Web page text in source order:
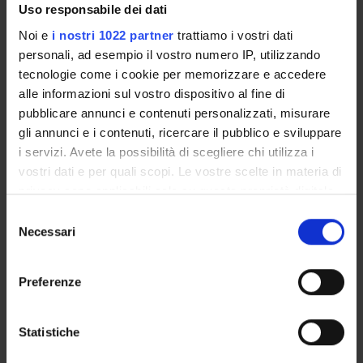
Uso responsabile dei dati
Noi e i nostri 1022 partner trattiamo i vostri dati
personali, ad esempio il vostro numero IP, utilizzando
tecnologie come i cookie per memorizzare e accedere
alle informazioni sul vostro dispositivo al fine di
pubblicare annunci e contenuti personalizzati, misurare
gli annunci e i contenuti, ricercare il pubblico e sviluppare
i servizi. Avete la possibilità di scegliere chi utilizza i
vostri dati e per quali scopi. Le vostre scelte in materia di
privacy sono applicabili solo su questa proprietà digitale
modificare o revocare il proprio consenso in qualsiasi
momento dalla Dichiarazione sui cookie o facendo clic
raccogliere informazioni sulla tua posizione
geografica, con un'approssimazione di qualche
delNecessari
Preferenze
Statistiche
COMPONENTI 2
AVVISI
DOCUMENTI DISPONIBILI
GOVERNANCE
COMMISSIONI